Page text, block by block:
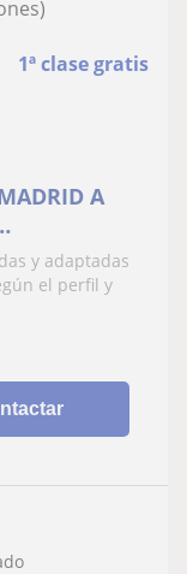
1ª clase gratis
A
cliente
y adaptadas
el perfil y